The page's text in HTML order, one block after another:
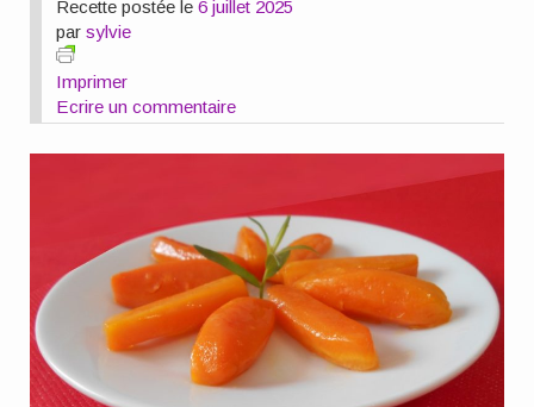
Recette postée le6 juillet 2025
parsylvie
Imprimer
Ecrire un commentaire